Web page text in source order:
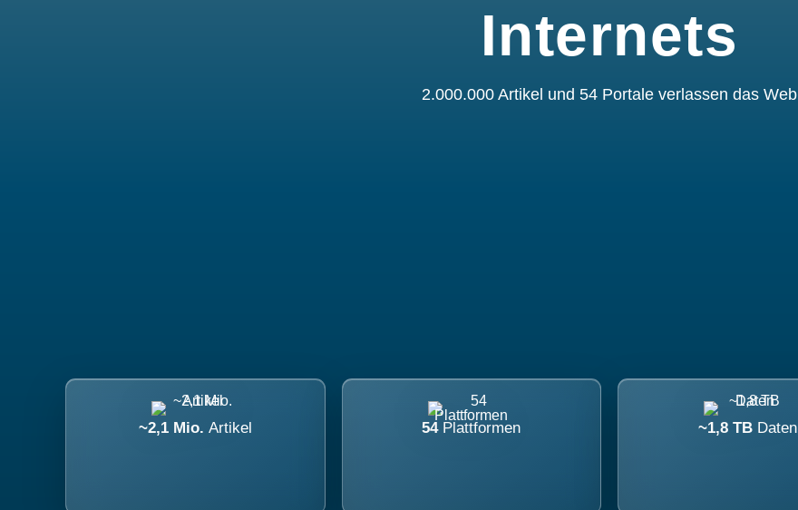
Internets
2.000.000 Artikel und 54 Portale verlassen das Web
~2,1 Mio. Artikel 54 Plattformen ~1,8 TB Daten